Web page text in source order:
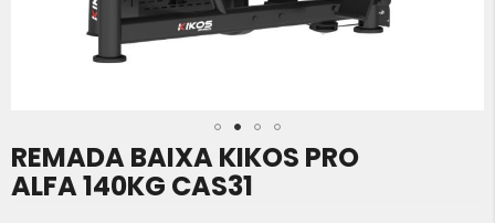
REMADA BAIXA KIKOS PRO
ALFA 140KG CAS31
Saltar
para
o